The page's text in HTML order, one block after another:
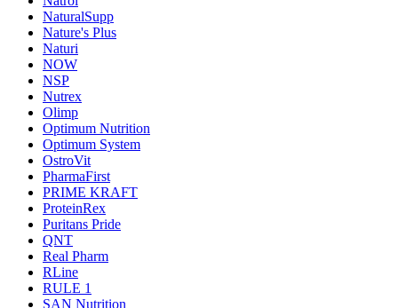
NaturalSupp
Nature's Plus
Naturi
NOW
NSP
Nutrex
Olimp
Optimum Nutrition
Optimum System
OstroVit
PharmaFirst
PRIME KRAFT
ProteinRex
Puritans Pride
QNT
Real Pharm
RLine
RULE 1
SAN Nutrition